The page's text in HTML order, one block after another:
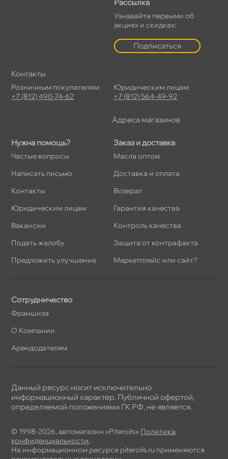
Нужна помощь?
Частые вопросы
Написать письмо
Контакты
Юридическим лицам
акансии
Подать жалобу
Предложить улучшение
Заказ и доставка
Масла оптом
Доставка и оплата
озврат
Гарантия качества
Контроль качества
Защита от контрафакта
Маркетплейс или сайт?
Рассылка
Узнавайте первыми о
акциях и скидках:
Подписаться
Сотрудничество
Франшиза
О Компании
Арендодателям
Контакты
Розничным покупателям:
+7 (812) 490-74-62
Юридическим лицам:
+7 (812) 564-49-92
Адреса магазино
© 1998-2026, автомагазин «Piteroils» Политика
конфиденциальности,
На информационном ресурсе piteroils.ru применяются
Данный ресурс носит исключительно
информационный характер. Публичной офертой,
определяемой положениями ГК РФ, не является.